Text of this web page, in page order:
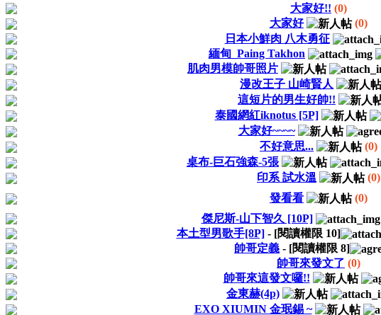
大家好!! (0)
大家好
(0)
日本小鮮肉 八木勇征
緬甸_Paing Takhon
肌肉男模帥哥照片
漫改王子 山崎賢人
這短片的男生好帥!!
泰國網紅iknotus [5P]
大家好~~~~
不好意思...
(0)
桌布-巨石強森-5張
印系 試水溫
(0)
發看看
(0)
傑尼斯-山下智久 [10P]
本土型男歌手[8P]- [閱讀權限 10]
帥哥定義 - [閱讀權限 8]
帥哥來發文了 (0)
帥哥來這發文囉!!
金東赫(4p)
EXO XIUMIN 金珉錫 ~